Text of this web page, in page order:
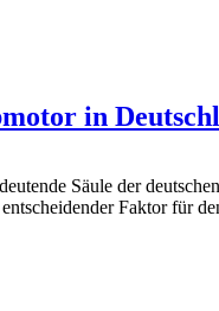
in
Säule der
Faktor für